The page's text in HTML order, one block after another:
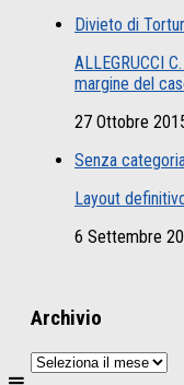
Divieto di
ALLEGRUCCI
margine del
27 Ottobre
Senza
Layout
6 Settembre
Archivio
Archivio